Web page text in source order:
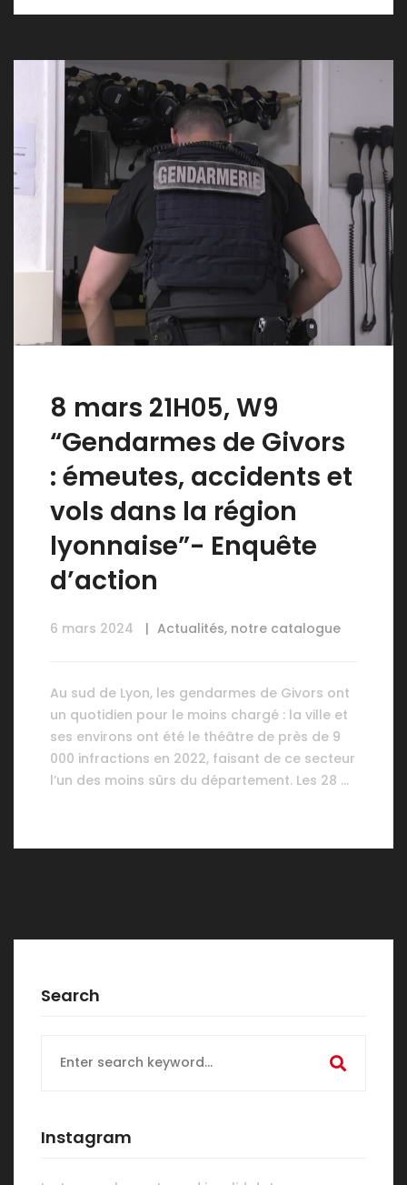
8 mars 21H05, W9
“Gendarmes de Givors
: émeutes, accidents et
vols dans la région
lyonnaise”- Enquête
d’action
6 mars 2024 Actualités, notre catalogue
Au sud de Lyon, les gendarmes de Givors ont
un quotidien pour le moins chargé : la ville et
ses environs ont été le théâtre de près de 9
000 infractions en 2022, faisant de ce secteur
l’un des moins sûrs du département. Les 28 …
Search
for:
Instagram